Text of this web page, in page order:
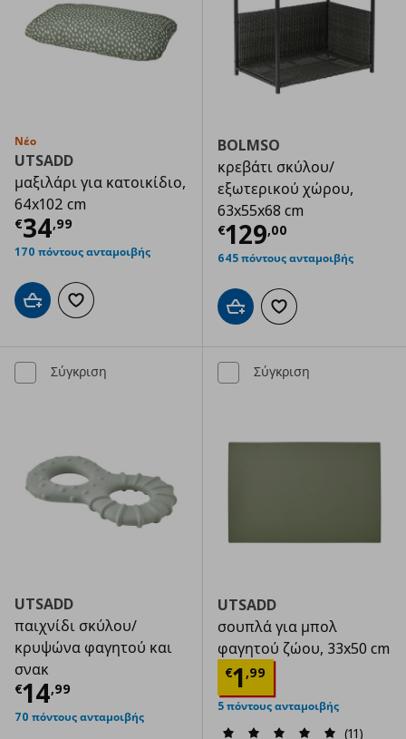
Νέο
UTSADD
μαξιλάρι για κατοικίδιο,
64x102 cm
€34,99
Τρέχουσα τιμή € 34,99
170 πόντους ανταμοιβής
Προσθήκη στο καλάθι
Προσθήκη στα αγαπημένα
BOLMSO
κρεβάτι σκύλου/
εξωτερικού χώρου,
63x55x68 cm
€129,00
Τρέχουσα
645 πόντους ανταμοιβής
Προσθήκη στο καλάθι
Προσθήκη στα
Σύγκριση
UTSADD
παιχνίδι σκύλου/
κρυψώνα φαγητού και
σνακ
€14,99
Τρέχουσα τιμή € 14,99
70 πόντους ανταμοιβής
Σύγκριση
UTSADD
σουπλά για μπολ
φαγητού ζώου, 33x50 cm
€1,99
Τρέχουσα
5 πόντους ανταμοιβής
(11)